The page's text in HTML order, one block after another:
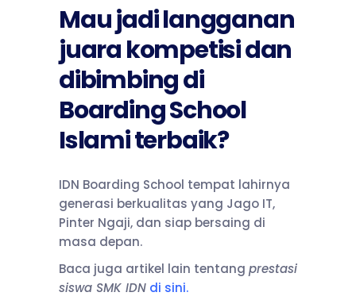
Mau jadi langganan
juara kompetisi dan
dibimbing di
Boarding School
Islami terbaik?
IDN Boarding School tempat lahirnya
generasi berkualitas yang Jago IT,
Pinter Ngaji, dan siap bersaing di
masa depan.
Baca juga artikel lain tentang prestasi
siswa SMK IDN di sini.